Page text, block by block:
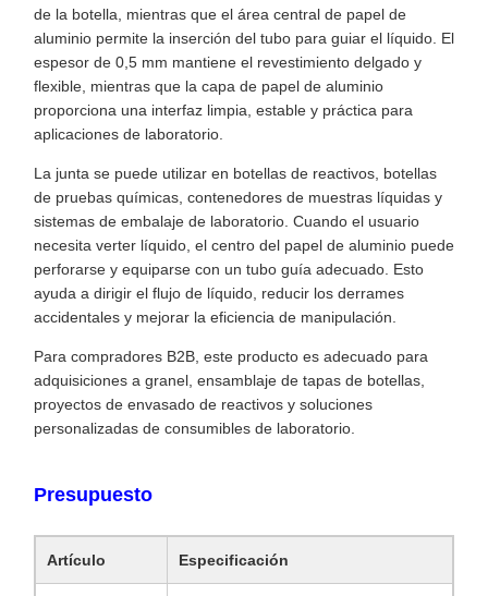
de la botella, mientras que el área central de papel de
aluminio permite la inserción del tubo para guiar el líquido. El
espesor de 0,5 mm mantiene el revestimiento delgado y
flexible, mientras que la capa de papel de aluminio
proporciona una interfaz limpia, estable y práctica para
aplicaciones de laboratorio.
La junta se puede utilizar en botellas de reactivos, botellas
de pruebas químicas, contenedores de muestras líquidas y
sistemas de embalaje de laboratorio. Cuando el usuario
necesita verter líquido, el centro del papel de aluminio puede
perforarse y equiparse con un tubo guía adecuado. Esto
ayuda a dirigir el flujo de líquido, reducir los derrames
accidentales y mejorar la eficiencia de manipulación.
Para compradores B2B, este producto es adecuado para
adquisiciones a granel, ensamblaje de tapas de botellas,
proyectos de envasado de reactivos y soluciones
personalizadas de consumibles de laboratorio.
Presupuesto
Artículo Especificación